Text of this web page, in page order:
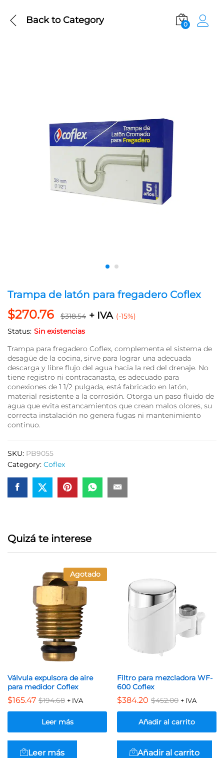
Back toCategory 0
Trampa de latón para fregadero Coflex
$270.76 $318.54 + IVA (-15%)
Status: Sin existencias
Trampa para fregadero Coflex, complementa el sistema de
desagüe de la cocina, sirve para lograr una adecuada
descarga y libre flujo del agua hacia la red del drenaje. No
tiene registro ni contracanasta, es adecuado para
conexiones de 1 1/2 pulgada, está fabricado en latón,
material resistente a la corrosión. Otorga un paso fluido de
agua que evita estancamientos que crean malos olores, su
correcta instalación no genera fugas ni mantenimiento
continuo.
SKU: PB9055
Category: Coflex
Quizá te interese
Agotado
Válvula expulsora de aire
para medidor Coflex
$165.47 $194.68 + IVA
Leer más
Leer más
Filtro para mezcladora WF-
600 Coflex
$384.20 $452.00 + IVA
Añadir al carrito
Añadir al carrito